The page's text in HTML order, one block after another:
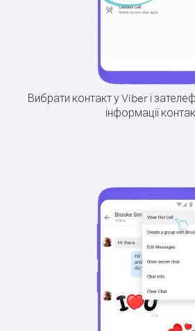
Вибрати контакт у Viber і
інформації